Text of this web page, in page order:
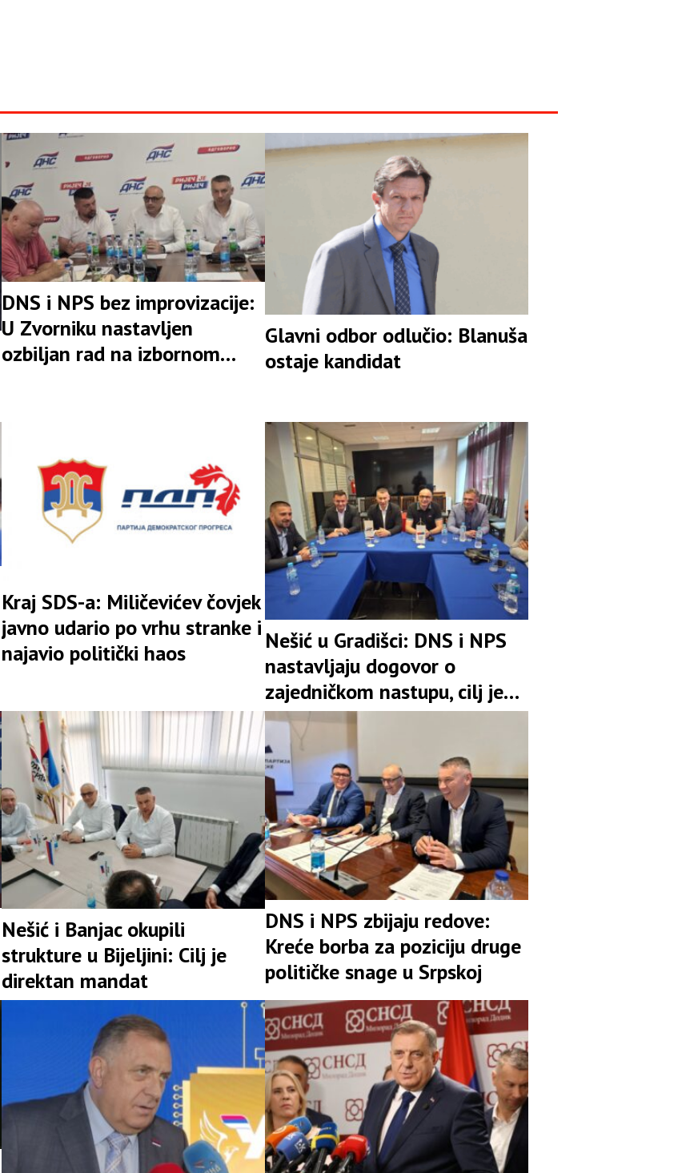
DNS i NPS bez improvizacije:
U Zvorniku nastavljen
ozbiljan rad na izbornom
Glavni odbor odlučio: Blanuša
ostaje kandidat
Kraj SDS-a: Miličevićev čovjek
javno udario po vrhu stranke i
najavio politički haos
Nešić u Gradišci: DNS i NPS
nastavljaju dogovor o
zajedničkom nastupu, cilj je
snažna pozicija u koaliciji
Nešić i Banjac okupili
strukture u Bijeljini: Cilj je
direktan mandat
DNS i NPS zbijaju redove:
Kreće borba za poziciju druge
političke snage u Srpskoj